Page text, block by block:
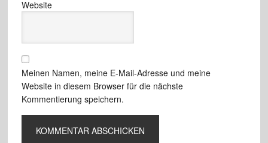
Website
Meinen Namen, meine E-Mail-Adresse und meine
Website in diesem Browser für die nächste
Kommentierung speichern.